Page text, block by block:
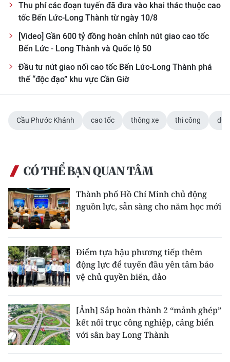
Thu phí các đoạn tuyến đã đưa vào khai thác thuộc cao
tốc Bến Lức-Long Thành từ ngày 10/8
[Video] Gần 600 tỷ đồng hoàn chỉnh nút giao cao tốc
Bến Lức - Long Thành và Quốc lộ 50
Đầu tư nút giao nối cao tốc Bến Lức-Long Thành phá
thế “độc đạo” khu vực Cần Giờ
Cầu Phước Khánh cao tốc thông xe thi công dự
CÓ THỂ BẠN QUAN TÂM
Thành phố Hồ Chí Minh chủ động
nguồn lực, sẵn sàng cho năm học mới
Điểm tựa hậu phương tiếp thêm
động lực để tuyến đầu yên tâm bảo
vệ chủ quyền biển, đảo
[Ảnh] Sắp hoàn thành 2 “mảnh ghép”
kết nối trục công nghiệp, cảng biển
với sân bay Long Thành